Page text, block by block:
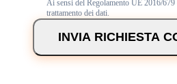
Ai sensi del Regolamento UE 2016/679
trattamento dei dati.
INVIA RICHIESTA